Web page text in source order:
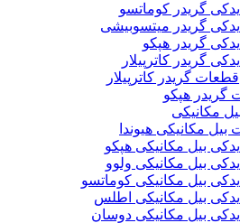
یدکی گریدر کوماتسو
یدکی گریدر میتسوبیشی
گریدر هپکو
گریدر کاترپیلار
قطعات گریدر کاترپیلار
گریدر هپکو
مکانیکی
مکانیکی هیوندا
بیل مکانیکی هپکو
بیل مکانیکی ولوو
یدکی بیل مکانیکی کوماتسو
یدکی بیل مکانیکی اطلس
یدکی بیل مکانیکی دوسان